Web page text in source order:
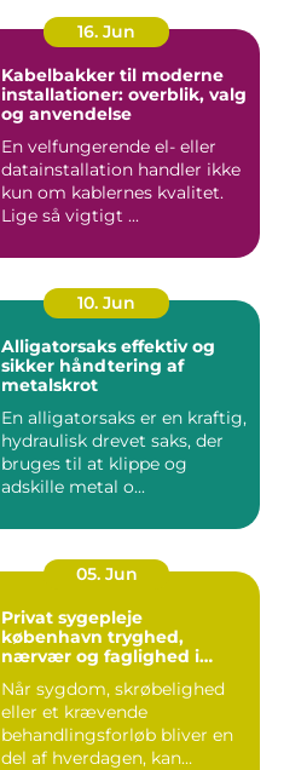
16. Jun
Kabelbakker til moderne
installationer: overblik, valg
og anvendelse
En velfungerende el- eller
datainstallation handler ikke
kun om kablernes kvalitet.
Lige så vigtigt ...
10. Jun
Alligatorsaks effektiv og
sikker håndtering af
metalskrot
En alligatorsaks er en kraftig,
hydraulisk drevet saks, der
bruges til at klippe og
adskille metal o...
05. Jun
Privat sygepleje
københavn tryghed,
nærvær og faglighed i
Når sygdom, skrøbelighed
eller et krævende
behandlingsforløb bliver en
del af hverdagen, kan